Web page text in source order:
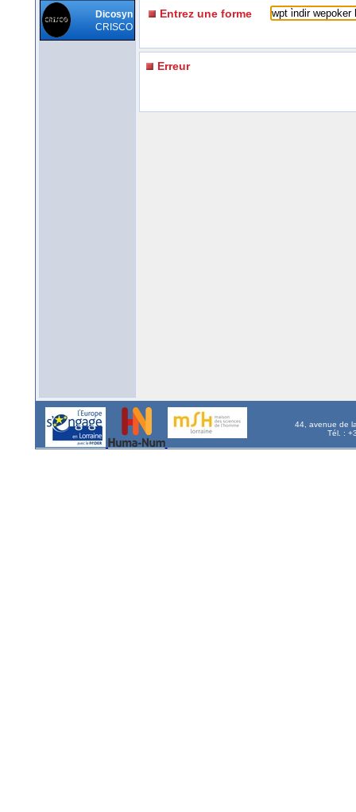
Dicosyn
CRISCO
Entrez une forme
Erreur
44, avenue de
Tél. :